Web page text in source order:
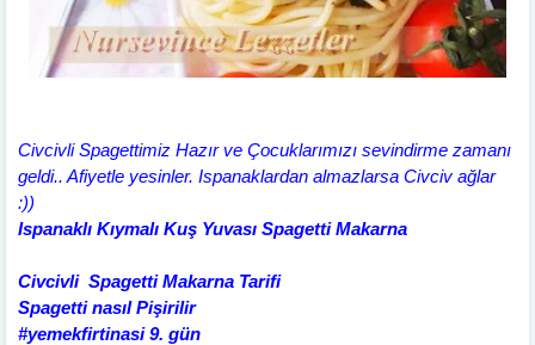
Civcivli Spagettimiz Hazır ve Çocuklarımızı sevindirme zamanı
geldi.. Afiyetle yesinler. Ispanaklardan almazlarsa Civciv ağlar
:))
Ispanaklı Kıymalı Kuş Yuvası Spagetti Makarna
Civcivli Spagetti Makarna Tarifi
Spagetti nasıl Pişirilir
#yemekfirtinasi 9. gün